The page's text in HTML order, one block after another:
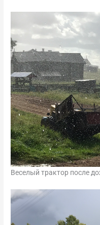
Веселый трактор после